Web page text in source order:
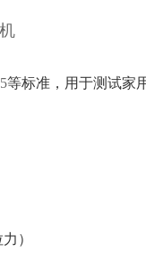
等标准，用于测试家
）